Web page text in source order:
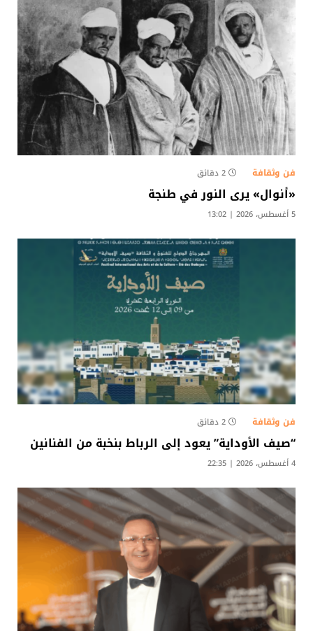
فن وثقافة 2 دقائق
«أنوال» يرى النور في طنجة
5 أغسطس، 2026 | 13:02
فن وثقافة 2 دقائق
“صيف الأوداية” يعود إلى الرباط بنخبة من الفنانين
4 أغسطس، 2026 | 22:35